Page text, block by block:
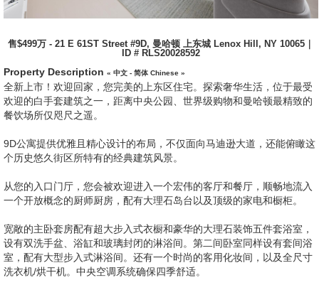
售$499万 - 21 E 61ST Street #9D, 曼哈顿 上东城 Lenox Hill, NY 10065｜
ID # RLS20028592
Property Description « 中文 - 简体 Chinese »
全新上市！欢迎回家，您完美的上东区住宅。探索奢华生活，位于最受
欢迎的白手套建筑之一，距离中央公园、世界级购物和曼哈顿最精致的
餐饮场所仅咫尺之遥。
9D公寓提供优雅且精心设计的布局，不仅面向马迪逊大道，还能俯瞰这
个历史悠久街区所特有的经典建筑风景。
从您的入口门厅，您会被欢迎进入一个宏伟的客厅和餐厅，顺畅地流入
一个开放概念的厨师厨房，配有大理石岛台以及顶级的家电和橱柜。
宽敞的主卧套房配有超大步入式衣橱和豪华的大理石装饰五件套浴室，
设有双洗手盆、浴缸和玻璃封闭的淋浴间。第二间卧室同样设有套间浴
室，配有大型步入式淋浴间。还有一个时尚的客用化妆间，以及全尺寸
洗衣机/烘干机。中央空调系统确保四季舒适。